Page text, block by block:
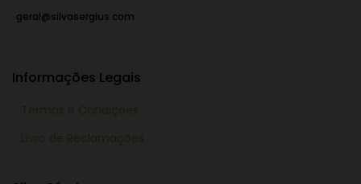
geral@silvasergius.com
Informações Legais
Termos e Condições
Livro de Reclamações